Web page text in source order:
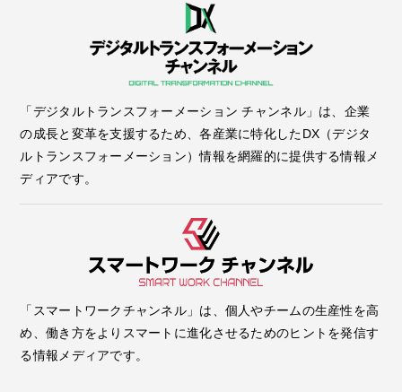
「デジタルトランスフォーメーション チャンネル」は、企業
の成長と変革を支援するため、各産業に特化したDX（デジタ
ルトランスフォーメーション）情報を網羅的に提供する情報メ
ディアです。
「スマートワークチャンネル」は、個人やチームの生産性を高
め、働き方をよりスマートに進化させるためのヒントを発信す
る情報メディアです。